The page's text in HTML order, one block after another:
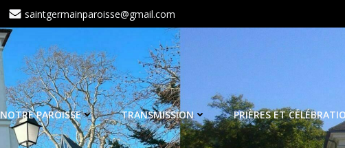
saintgermainparoisse@gmail.com
NOTRE PAROISSE TRANSMISSION PRIÈRES ET